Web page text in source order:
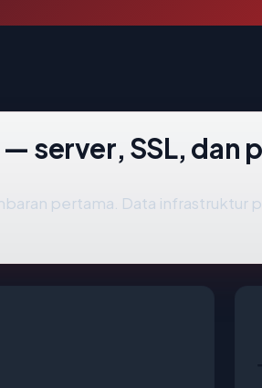
server, SSL, dan
pertama. Data infrastruktur